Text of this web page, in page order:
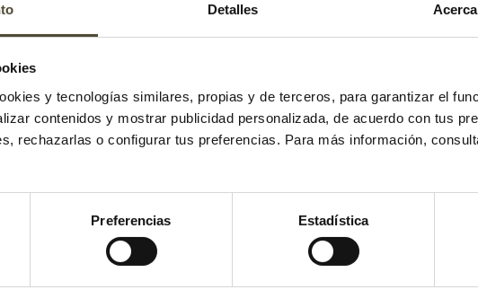
Detalles
y tecnologías similares, propias y de terceros, para garantizar el
contenidos y mostrar publicidad personalizada, de acuerdo con tus
rechazarlas o configurar tus preferencias. Para más información,
Preferencias Estadística
El gusto es nuestro